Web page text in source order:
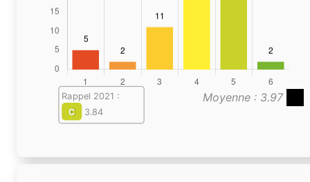
Moyenne : 3.97
Rappel 2021 :
C
3.84